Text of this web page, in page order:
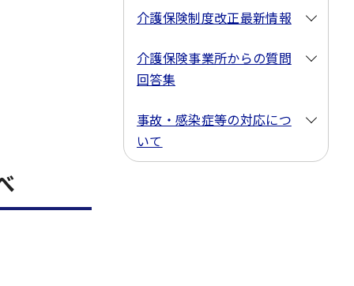
介護保険制度改正最新情報
介護保険事業所からの質問
回答集
事故・感染症等の対応につ
いて